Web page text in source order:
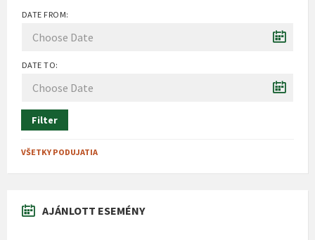
DATE FROM:
DATE TO:
Filter
VŠETKY PODUJATIA
AJÁNLOTT ESEMÉNY